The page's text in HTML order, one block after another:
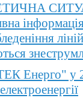
Енерго" у